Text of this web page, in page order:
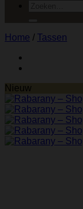
Home / Tassen
Nieuw